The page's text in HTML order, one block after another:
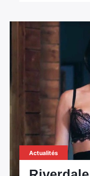
Actualités